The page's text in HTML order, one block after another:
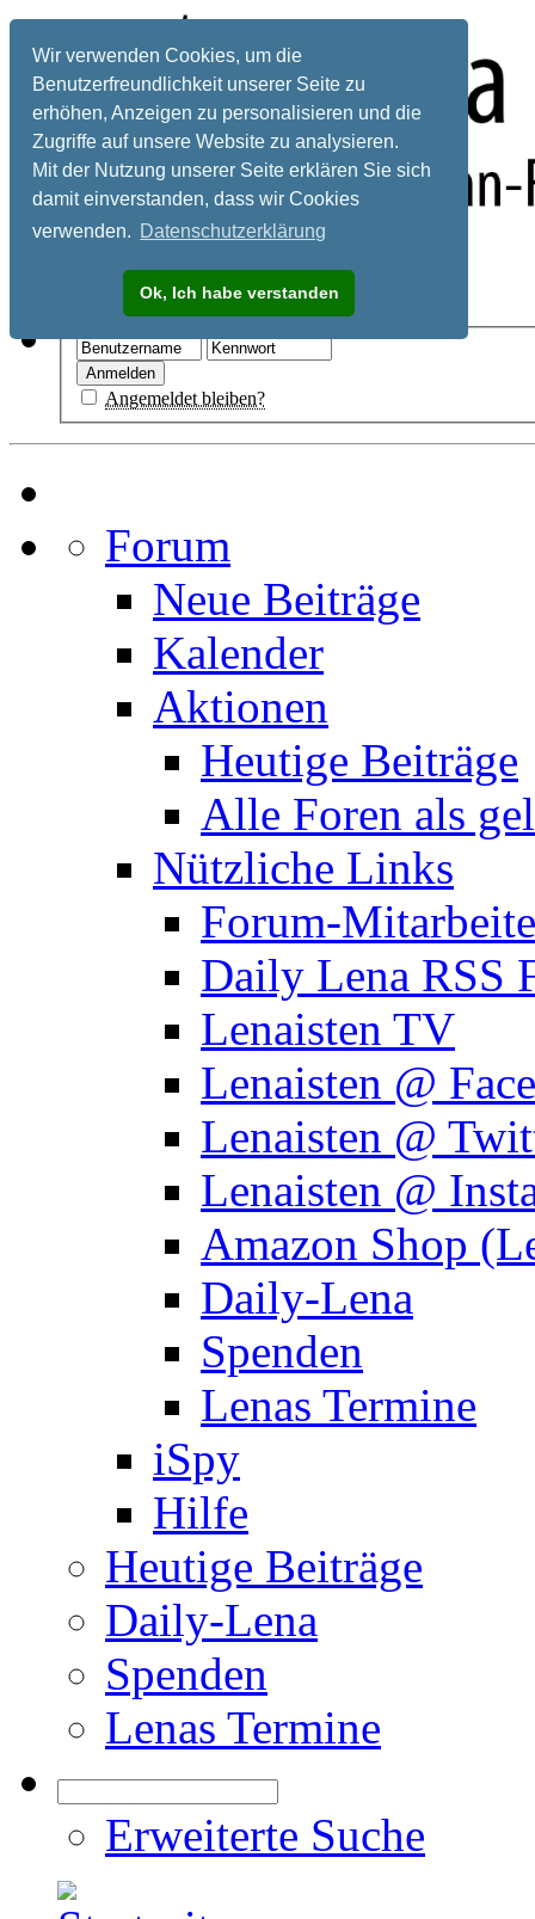
Wir verwenden Cookies, um die
Benutzerfreundlichkeit unserer Seite zu
erhöhen, Anzeigen zu personalisieren und die
Zugriffe auf unsere Website zu analysieren.
Mit der Nutzung unserer Seite erklären Sie sich
damit einverstanden, dass wir Cookies
verwenden. Datenschutzerklärung
Ok, Ich habe verstanden
Registrieren
Angemeldet bleiben?
Forum
Neue Beiträge
Kalender
Aktionen
Heutige Beiträge
Alle Foren als
Nützliche Links
Forum-
Daily Lena RSS
Lenaisten TV
Lenaisten @
Lenaisten @
Lenaisten @
Amazon Shop
Daily-Lena
Spenden
Lenas Termine
iSpy
Hilfe
Heutige Beiträge
Daily-Lena
Spenden
Lenas Termine
Erweiterte Suche